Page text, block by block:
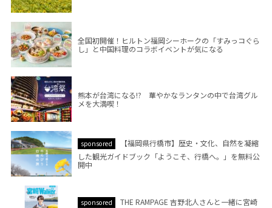
全国初開催！ヒルトン福岡シーホークの「すみっコぐら
し」と中国料理のコラボイベントが気になる
熊本が台湾になる!? 華やかなランタンの中で台湾グル
メを大満喫！
sponsored
【福岡県行橋市】歴史・文化、自然を凝縮
した観光ガイドブック「ようこそ、行橋へ。」を無料公
開中
sponsored
THE RAMPAGE 吉野北人さんと一緒に宮崎